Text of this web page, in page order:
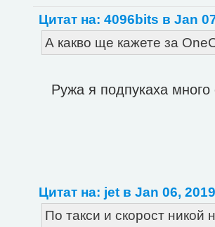
Цитат на: 4096bits в Jan
А какво ще кажете за
Ружа я подпукаха
Цитат на: jet в Jan 06,
По такси и скорост